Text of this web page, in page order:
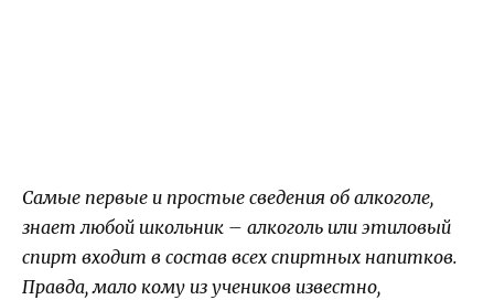
Самые первые и простые сведения об алкоголе,
знает любой школьник – алкоголь или этиловый
спирт входит в состав всех спиртных напитков.
Правда, мало кому из учеников известно,